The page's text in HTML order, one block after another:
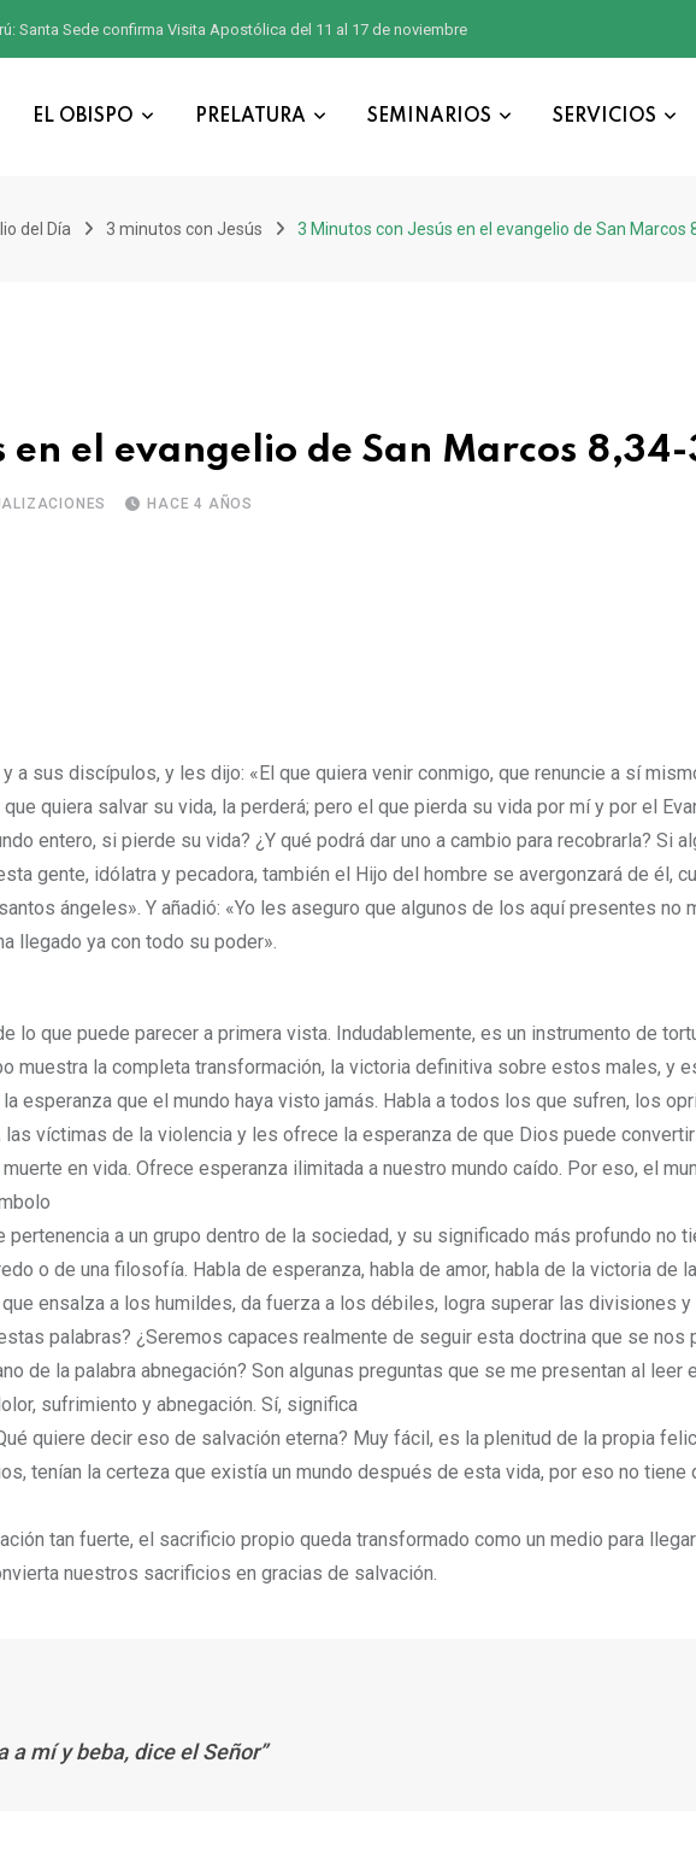
Santa Sede confirma Visita Apostólica del 11 al 17 de noviembre
EL OBISPO PRELATURA SEMINARIOS SERVICIOS
del Día 3 minutos con Jesús 3 Minutos con Jesús en el evangelio de San Marcos
en el evangelio de San Marcos
HACE 4 AÑOS
a sus discípulos, y les dijo: «El que quiera venir conmigo, que renuncie a sí
quiera salvar su vida, la perderá; pero el que pierda su vida por mí y por el
entero, si pierde su vida? ¿Y qué podrá dar uno a cambio para recobrarla? Si
gente, idólatra y pecadora, también el Hijo del hombre se avergonzará de él,
ángeles». Y añadió: «Yo les aseguro que algunos de los aquí presentes no
llegado ya con todo su poder».
lo que puede parecer a primera vista. Indudablemente, es un instrumento de
muestra la completa transformación, la victoria definitiva sobre estos males, y
esperanza que el mundo haya visto jamás. Habla a todos los que sufren, los
víctimas de la violencia y les ofrece la esperanza de que Dios puede
en vida. Ofrece esperanza ilimitada a nuestro mundo caído. Por eso, el
a un grupo dentro de la sociedad, y su significado más profundo no
o de una filosofía. Habla de esperanza, habla de amor, habla de la victoria de
ensalza a los humildes, da fuerza a los débiles, logra superar las divisiones y
palabras? ¿Seremos capaces realmente de seguir esta doctrina que se nos
de la palabra abnegación? Son algunas preguntas que se me presentan al leer
sufrimiento y abnegación. Sí, significa
quiere decir eso de salvación eterna? Muy fácil, es la plenitud de la propia
tenían la certeza que existía un mundo después de esta vida, por eso no tiene
tan fuerte, el sacrificio propio queda transformado como un medio para
nuestros sacrificios en gracias de salvación.
a mí y beba, dice el Señor”